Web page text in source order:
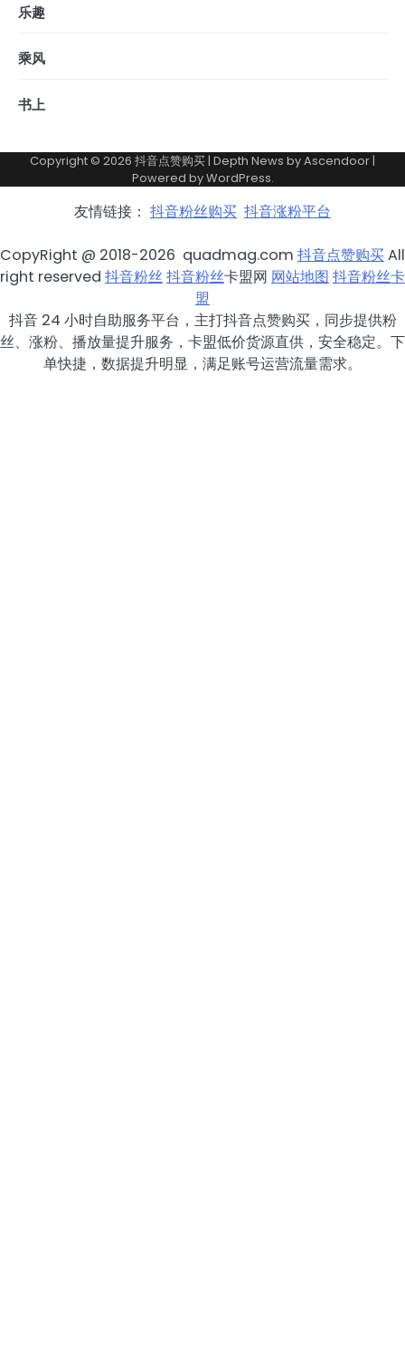
乐趣
乘风
书上
Copyright © 2026 抖音点赞购买 | Depth News byAscendoor |
Powered byWordPress.
友情链接： 抖音粉丝购买 抖音涨粉平台
CopyRight @ 2018-2026 quadmag.com 抖音点赞购买All
right reserved 抖音粉丝抖音粉丝卡盟网 网站地图 抖音粉丝卡
盟
抖音 24 小时自助服务平台，主打抖音点赞购买，同步提供粉
丝、涨粉、播放量提升服务，卡盟低价货源直供，安全稳定。下
单快捷，数据提升明显，满足账号运营流量需求。